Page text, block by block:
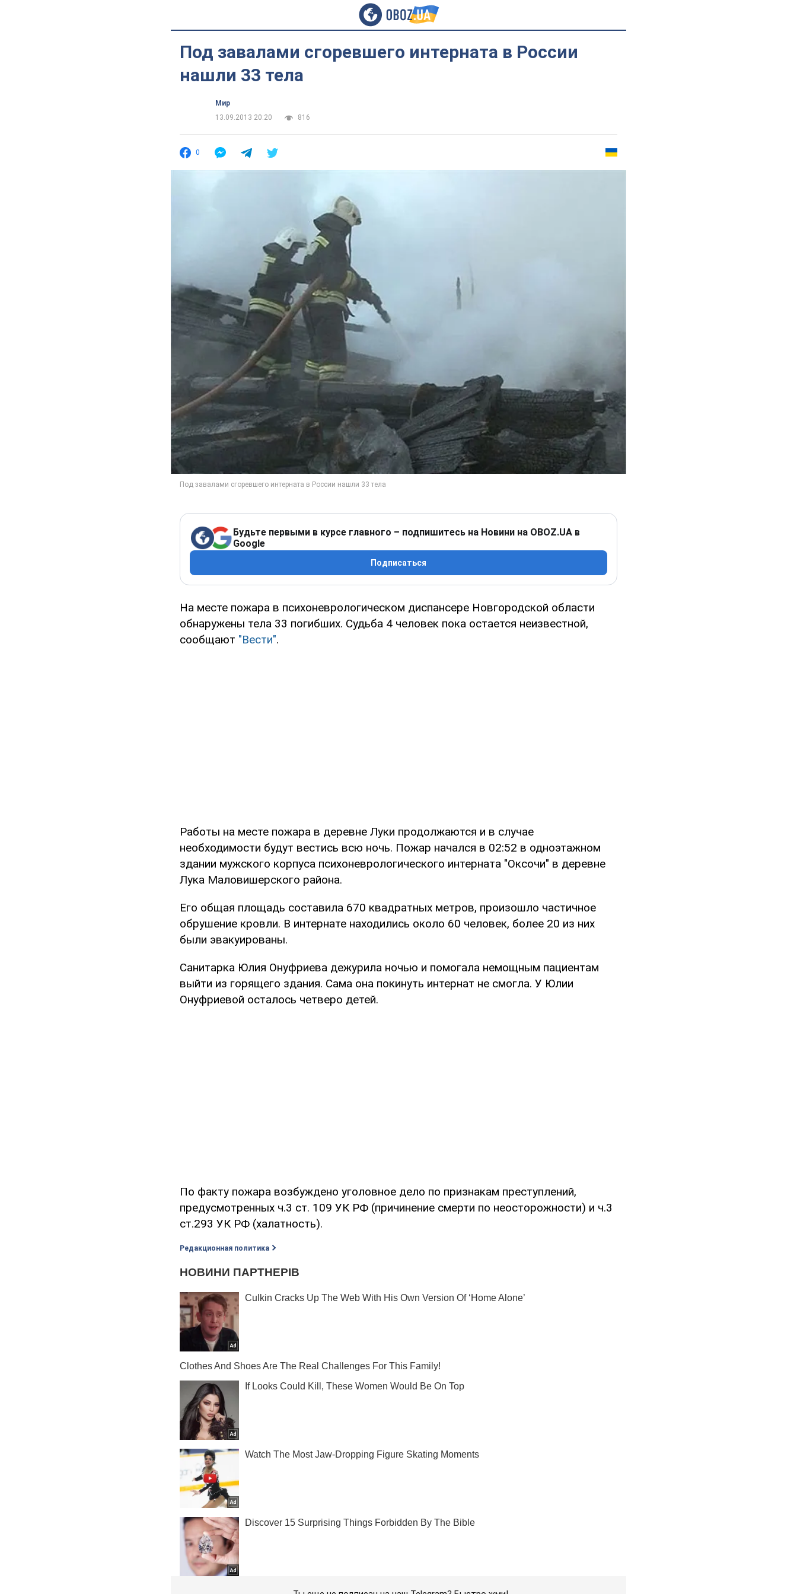
Под завалами сгоревшего интерната в России
нашли 33 тела
Мир
13.09.2013 20:20
816
0
Будьте первыми в курсе главного – подпишитесь на Новини на OBOZ.UA в
Google
Подписаться
На месте пожара в психоневрологическом диспансере Новгородской области
обнаружены тела 33 погибших. Судьба 4 человек пока остается неизвестной,
сообщают "Вести".
Работы на месте пожара в деревне Луки продолжаются и в случае
необходимости будут вестись всю ночь. Пожар начался в 02:52 в одноэтажном
здании мужского корпуса психоневрологического интерната "Оксочи" в деревне
Лука Маловишерского района.
Его общая площадь составила 670 квадратных метров, произошло частичное
обрушение кровли. В интернате находились около 60 человек, более 20 из них
были эвакуированы.
Санитарка Юлия Онуфриева дежурила ночью и помогала немощным пациентам
выйти из горящего здания. Сама она покинуть интернат не смогла. У Юлии
Онуфриевой осталось четверо детей.
По факту пожара возбуждено уголовное дело по признакам преступлений,
предусмотренных ч.3 ст. 109 УК РФ (причинение смерти по неосторожности) и ч.3
ст.293 УК РФ (халатность).
Редакционная политика